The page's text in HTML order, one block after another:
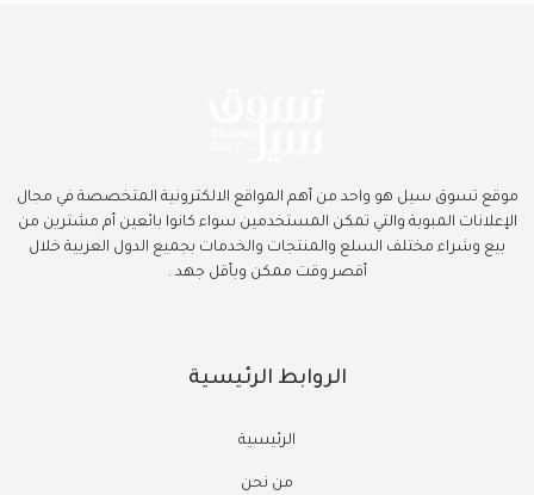
موقع تسوق سيل هو واحد من أهم المواقع الالكترونية المتخصصة في مجال
الإعلانات المبوبة والتي تمكن المستخدمين سواء كانوا بائعين أم مشترين من
بيع وشراء مختلف السلع والمنتجات والخدمات بجميع الدول العربية خلال
أقصر وقت ممكن وبأقل جهد .
الروابط الرئيسية
الرئيسية
من نحن